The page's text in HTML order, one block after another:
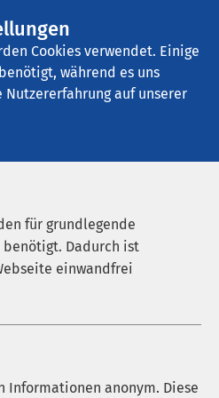
Cookies verwendet. Einige
während es uns
auf unserer
für grundlegende
benötigt. Dadurch ist
einwandfrei
Informationen anonym. Diese
Reha Zentrum
und gesetzlichen und
und nach Rücksprache